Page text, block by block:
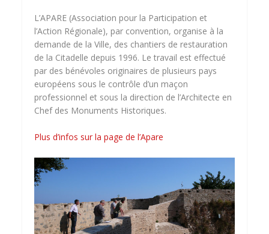
L’APARE (Association pour la Participation et
l’Action Régionale), par convention, organise à la
demande de la Ville, des chantiers de restauration
de la Citadelle depuis 1996. Le travail est effectué
par des bénévoles originaires de plusieurs pays
européens sous le contrôle d’un maçon
professionnel et sous la direction de l’Architecte en
Chef des Monuments Historiques.
Plus d’infos sur la page de l’Apare